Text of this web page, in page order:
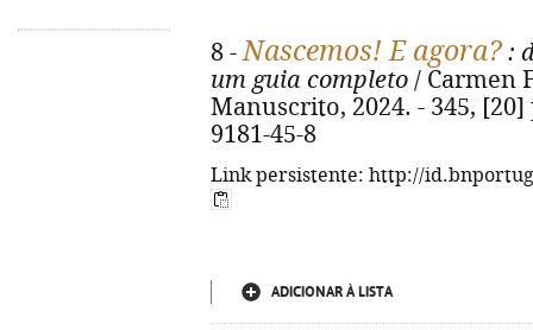
8 -Nascemos! E agora? :
um guia completo / Carmen
Manuscrito, 2024. - 345, [20]
9181-45-8
Link persistente: http://
ADICIONAR À LISTA